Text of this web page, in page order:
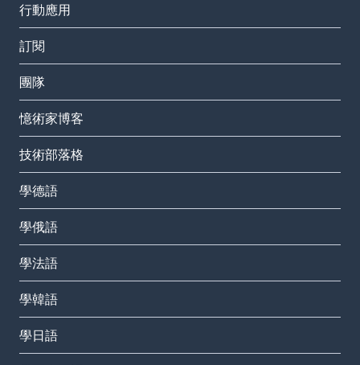
行動應用
訂閱
團隊
憶術家博客
技術部落格
學德語
學俄語
學法語
學韓語
學日語